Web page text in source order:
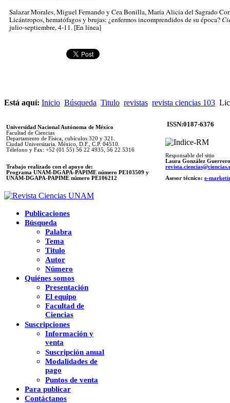
Salazar Morales, Miguel Fernandoy Cea Bonilla, María Alicia del Sagrado
Licántropos, hematófagos y brujas: ¿enfermos incomprendidos de su época?
julio-septiembre, 4-11. [En línea]
Está aquí: Inicio Búsqueda Titulo revistas revista ciencias 103
Universidad Nacional Autónoma de México
Facultad de Ciencias
Departamento de Física, cubículos 320 y 321.
Ciudad Universitaria. México, D.F., C.P. 04510.
Télefono y Fax: +52 (01 55) 56 22 4935, 56 22 5316
Trabajo realizado con el apoyo de:
Programa UNAM-DGAPA-PAPIME número PE103509 y
UNAM-DGAPA-PAPIME número PE106212
ISSN:0187-6376
Responsable del sitio
Laura González Guerrero
Asesor técnico: e-
Publicaciones
Búsqueda
Palabra
Tema
Titulo
Autor
Número
Quiénes somos
Presentación
El equipo
Facultad de
Ciencias
Suscripciones
Información y
venta
Suscripción anual
Modalidades de
pago
Puntos de venta
Para publicar
Contáctanos